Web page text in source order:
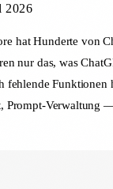
2026
hat Hunderte von
nur das, was
fehlende
Prompt-Verwaltung